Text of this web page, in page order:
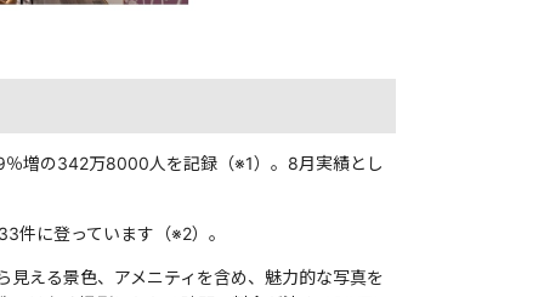
増の342万8000人を記録（※1）。8月実績とし
件に登っています（※2）。
える景色、アメニティを含め、魅力的な写真を